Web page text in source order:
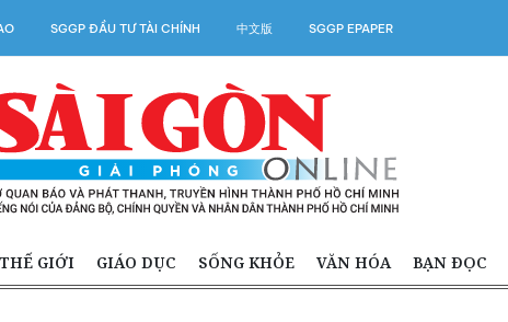
SGGP ĐẦU TƯ TÀI CHÍNH 中文版 SGGP EPAPER
THẾ GIỚI GIÁO DỤC SỐNG KHỎE VĂN HÓA BẠN ĐỌC